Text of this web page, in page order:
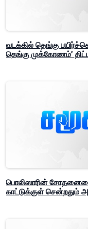
வடக்கில் தெங்கு
தெங்கு முக்கோணம்’
பொலிஸாரின் சோதனையை
காட்டுக்குள் சென்றதும்